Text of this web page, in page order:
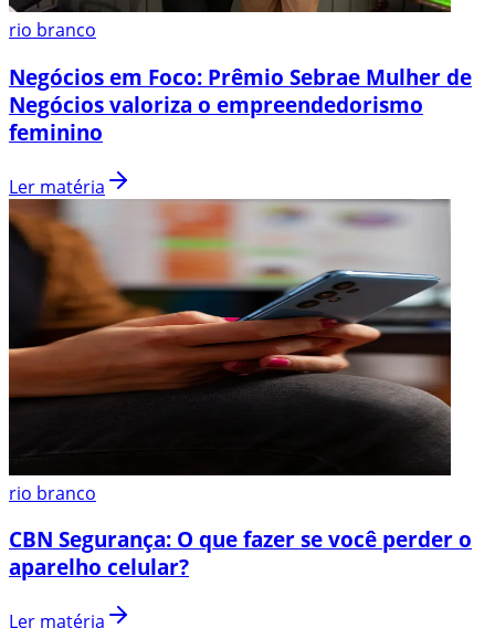
rio branco
Negócios em Foco: Prêmio Sebrae Mulher de
Negócios valoriza o empreendedorismo
feminino
Ler matéria
rio branco
CBN Segurança: O que fazer se você perder o
aparelho celular?
Ler matéria